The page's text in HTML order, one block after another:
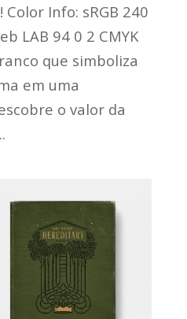
Info: sRGB 240
LAB 94 0 2 CMYK
que simboliza
em uma
o valor da